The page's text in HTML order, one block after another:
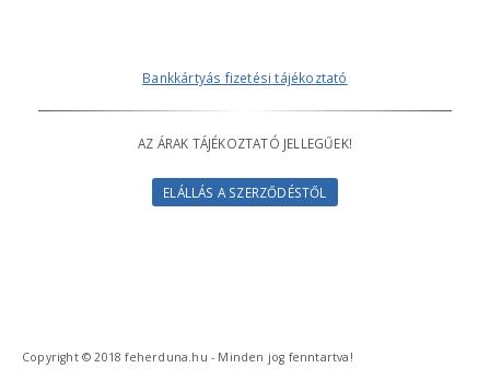
Bankkártyás fizetési tájékoztató
AZ ÁRAK TÁJÉKOZTATÓ JELLEGŰEK!
ELÁLLÁS A SZERZŐDÉSTŐL
Copyright © 2018 feherduna.hu - Minden jog fenntartva!